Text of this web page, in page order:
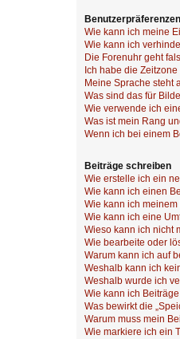
Wie kann ich meine
Wie kann ich
Die Forenuhr geht
Ich habe die
Meine Sprache steht
Was sind das für
Wie verwende ich
Was ist mein Rang
Wenn ich bei einem
Beiträge schreiben
Wie erstelle ich ein
Wie kann ich einen
Wie kann ich
Wie kann ich eine
Wieso kann ich nicht
Wie bearbeite oder
Warum kann ich auf
Weshalb kann ich
Weshalb wurde ich
Wie kann ich
Was bewirkt die
Warum muss mein
Wie markiere ich ein